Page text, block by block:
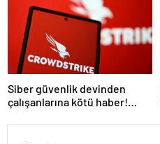
Siber güvenlik devinden
çalışanlarına kötü haber!